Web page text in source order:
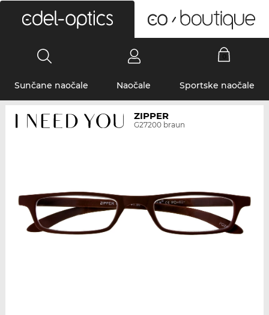
Sunčane naočale Naočale Sportske naočale
ZIPPER
G27200 braun